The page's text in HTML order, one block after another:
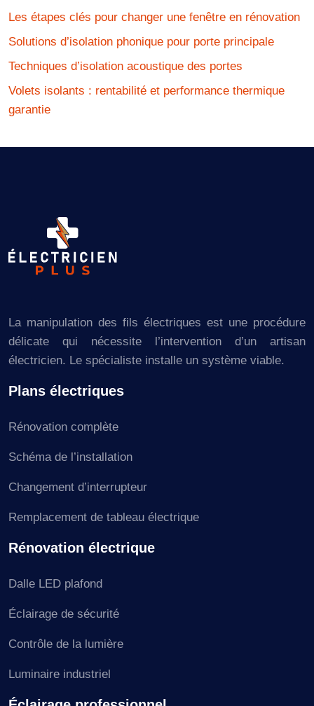
Les étapes clés pour changer une fenêtre en rénovation
Solutions d’isolation phonique pour porte principale
Techniques d’isolation acoustique des portes
Volets isolants : rentabilité et performance thermique
garantie
La manipulation des fils électriques est une procédure
délicate qui nécessite l’intervention d’un artisan
électricien. Le spécialiste installe un système viable.
Plans électriques
Rénovation complète
Schéma de l’installation
Changement d’interrupteur
Remplacement de tableau électrique
Rénovation électrique
Dalle LED plafond
Éclairage de sécurité
Contrôle de la lumière
Luminaire industriel